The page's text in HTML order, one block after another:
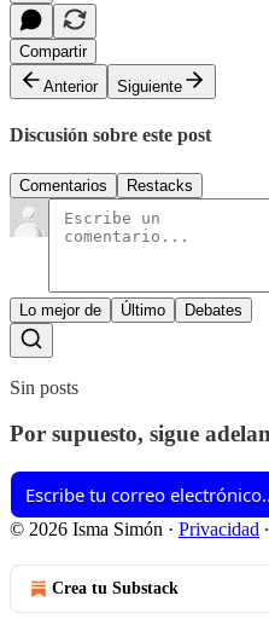
Compartir
Anterior
Siguiente
Discusión sobre este post
Comentarios Restacks
Lo mejor de Último Debates
Sin posts
Por supuesto, sigue
© 2026 Isma Simón · Privacidad ∙
Crea tu Substack